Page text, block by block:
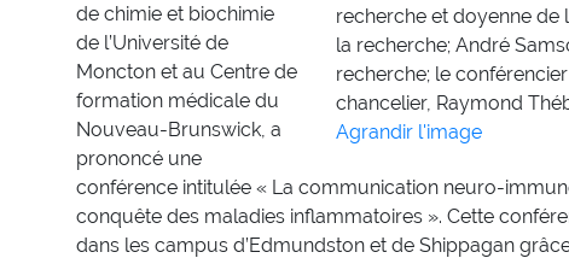
recherche et doyenne de
la recherche; André
recherche; le
chancelier, Raymond
Agrandir l'image
de chimie et biochimie
de l’Université de
Moncton et au Centre de
formation médicale du
Nouveau-Brunswick, a
prononcé une
conférence intitulée « La communication neuro-
conquête des maladies inflammatoires ». Cette
dans les campus d’Edmundston et de Shippagan